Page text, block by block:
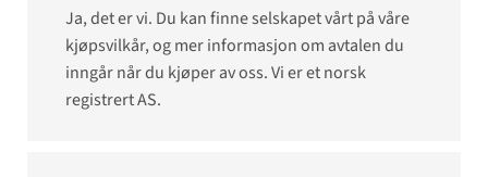
Ja, det er vi. Du kan finne selskapet vårt på våre
kjøpsvilkår, og mer informasjon om avtalen du
inngår når du kjøper av oss. Vi er et norsk
registrert AS.